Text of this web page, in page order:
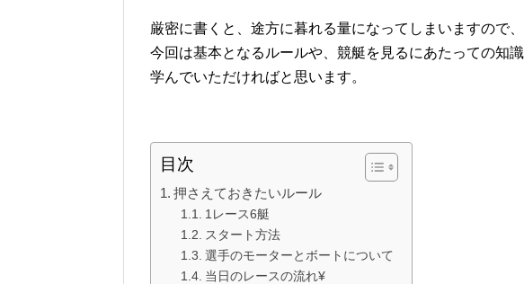
厳密に書くと、途方に暮れる量になってしまいますので、
今回は基本となるルールや、競艇を見るにあたっての知
学んでいただければと思います。
目次
押さえておきたいルール
1レース6艇
スタート方法
選手のモーターとボートについて
当日のレースの流れ¥